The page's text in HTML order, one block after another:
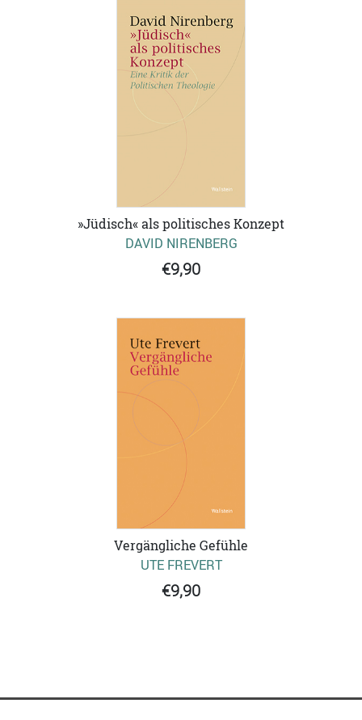
»Jüdisch« als politisches Konzept
DAVID NIRENBERG
€9,90
Vergängliche Gefühle
UTE FREVERT
€9,90